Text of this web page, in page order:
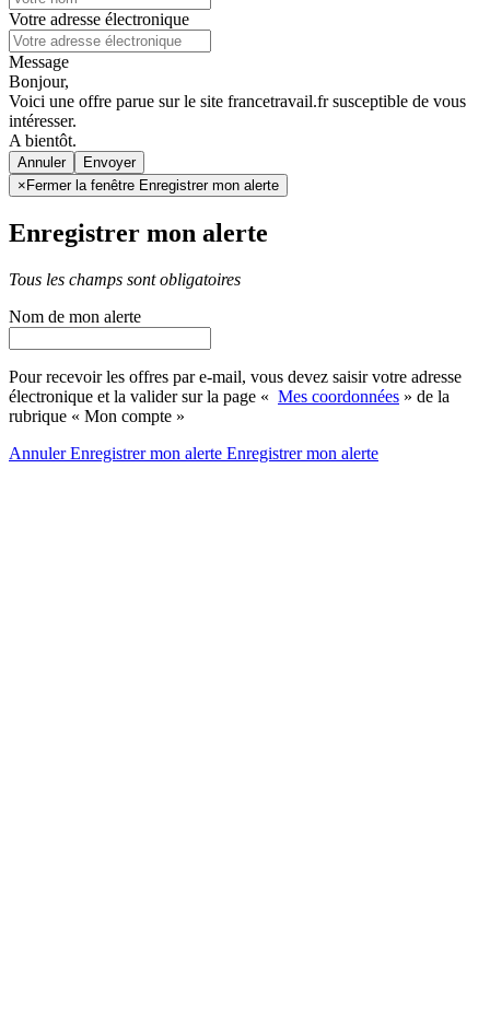
Votre adresse électronique
Message
Bonjour,
Voici une offre parue sur le site francetravail.fr susceptible de vous
intéresser.
A bientôt.
Annuler
× Fermer la fenêtre Enregistrer mon alerte
Enregistrer mon alerte
Tous les champs sont obligatoires
Nom de mon alerte
Pour recevoir les offres par e-mail, vous devez saisir votre adresse
électronique et la valider sur la page « Mes coordonnées » de la
rubrique « Mon compte »
AnnulerEnregistrer mon alerte Enregistrermon alerte